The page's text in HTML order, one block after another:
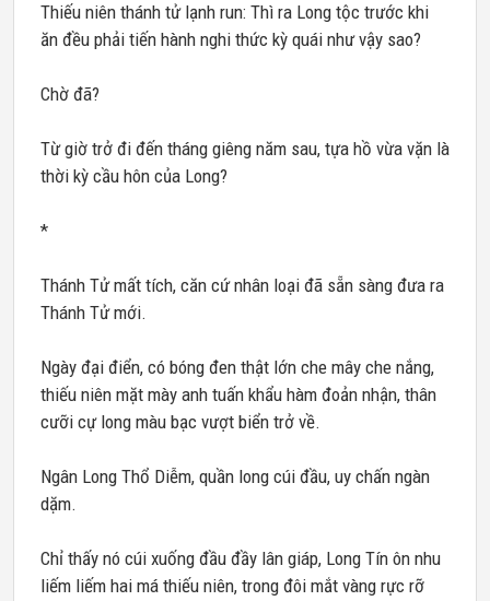
Thiếu niên thánh tử lạnh run: Thì ra Long tộc trước khi
ăn đều phải tiến hành nghi thức kỳ quái như vậy sao?
Chờ đã?
Từ giờ trở đi đến tháng giêng năm sau, tựa hồ vừa vặn là
thời kỳ cầu hôn của Long?
*
Thánh Tử mất tích, căn cứ nhân loại đã sẵn sàng đưa ra
Thánh Tử mới.
Ngày đại điển, có bóng đen thật lớn che mây che nắng,
thiếu niên mặt mày anh tuấn khẩu hàm đoản nhận, thân
cưỡi cự long màu bạc vượt biển trở về.
Ngân Long Thổ Diễm, quần long cúi đầu, uy chấn ngàn
dặm.
Chỉ thấy nó cúi xuống đầu đầy lân giáp, Long Tín ôn nhu
liếm liếm hai má thiếu niên, trong đôi mắt vàng rực rỡ